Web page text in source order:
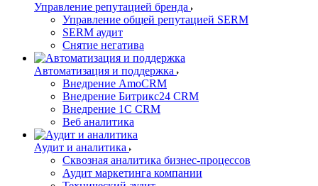
Управление репутацией бренда
Управление общей репутацией SERM
SERM аудит
Снятие негатива
Автоматизация и поддержка
Внедрение AmoCRM
Внедрение Битрикс24 CRM
Внедрение 1C CRM
Веб аналитика
Аудит и аналитика
Сквозная аналитика бизнес-процессов
Аудит маркетинга компании